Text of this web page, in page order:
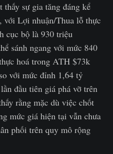
sự gia tăng đáng kể
Lợi nhuận/Thua lỗ thực
cục bộ là 930 triệu
sánh ngang với mức 840
hoá trong ATH $73k
với mức đỉnh 1,64 tỷ
đầu tiên giá phá vỡ trên
rằng mặc dù việc chốt
mức giá hiện tại vẫn chưa
phối trên quy mô rộng